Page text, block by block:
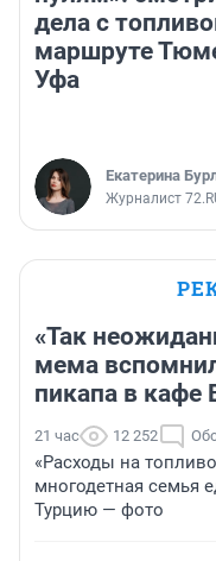
дела с
маршруте
Уфа
Екатерина
Журналист
«Так
мема
пикапа в кафе
21 час 12 252
«Расходы на
многодетная семья
Турцию — фото